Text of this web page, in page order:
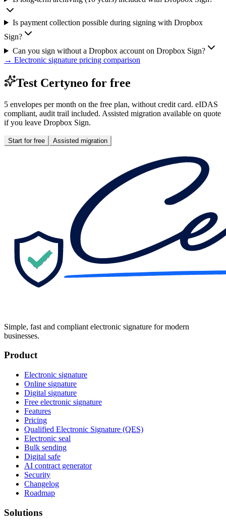
Is payment collection possible during signing with Dropbox
Sign?
Can you sign without a Dropbox account on Dropbox Sign?
→ Electronic signature pricing comparison
Test Certyneo for free
5 envelopes per month on the free plan, without credit card. eIDAS
compliant, audit trail included. Assisted migration available on quote
if you leave Dropbox Sign.
Start for free Assisted migration
Simple, fast and compliant electronic signature for modern
businesses.
Product
Electronic signature
Online signature
Digital signature
Free electronic signature
Features
Pricing
Qualified Electronic Signature (QES)
Electronic seal
Bulk sending
Digital safe
AI contract generator
Security
Changelog
Roadmap
Solutions